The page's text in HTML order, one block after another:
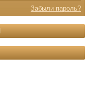
Забыли пароль?